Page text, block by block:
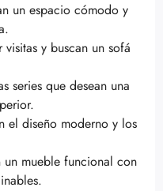
un espacio cómodo y
y buscan un sofá
series que desean una
el diseño moderno y los
un mueble funcional con